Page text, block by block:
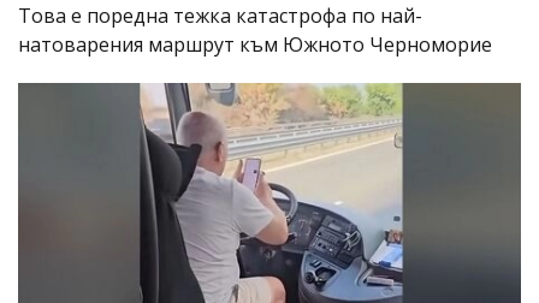
Това е поредна тежка катастрофа по най-
натоварения маршрут към Южното Черноморие